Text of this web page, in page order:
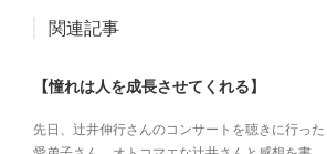
関連記事
【憧れは人を成長させてくれる】
先日、辻井伸行さんのコンサートを 聴きに行った